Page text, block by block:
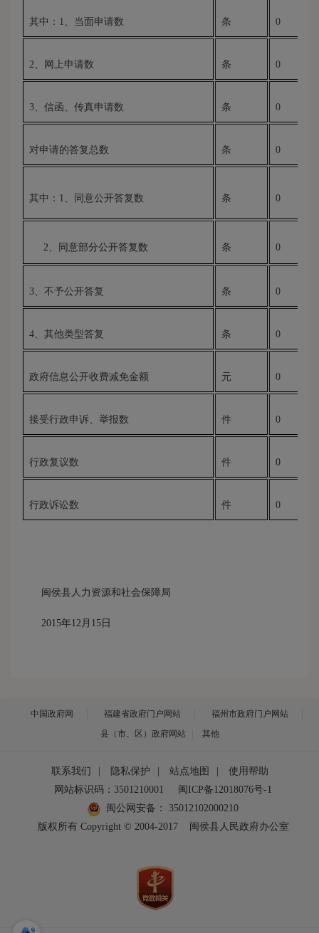
其中：1、当面申请数 条 0
2 、网上申请数 条 0
3、信函、传真申请数 条 0
对申请的答复总数 条 0
其中：1、同意公开答复数 条 0
2、同意部分公开答复数 条 0
3、不予公开答复 条 0
4、其他类型答复 条 0
政府信息公开收费减免金额 元 0
接受行政申诉、举报数 件 0
行政复议数 件 0
行政诉讼数 件 0
闽侯县人力资源和社会保障局
2015年12月15日
中国政府网 福建省政府门户网站
福州市政府门户网站
县（市、区）政府网站
其他
联系我们 隐私保护 站点地图
使用帮助
网站标识码：3501210001
闽ICP备12018076号-1
闽公网安备：
35012102000210
版权所有 Copyright © 2004-2017
闽侯县人民政府办公室